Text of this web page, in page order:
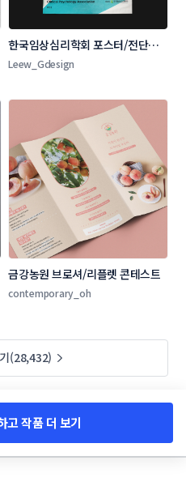
한국임상심리학회 포스터/전단지
콘테스트
Leew_Gdesign
금강농원 브로셔/리플렛 콘테스트
contemporary_oh
(28,432)
고 작품 더 보기